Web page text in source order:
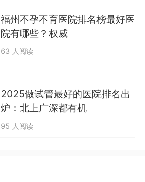
福州不孕不育医院排名榜最好医
院有哪些？权威
63 人阅读
2025做试管最好的医院排名出
炉：北上广深都有机
95 人阅读